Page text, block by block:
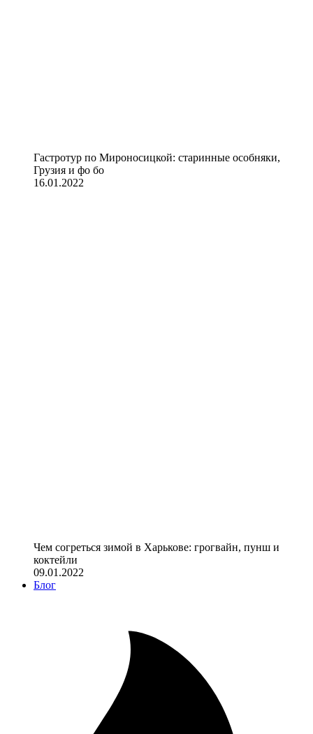
Гастротур по Мироносицкой: старинные особняки,
Грузия и фо бо
16.01.2022
Чем согреться зимой в Харькове: грогвайн, пунш и
коктейли
09.01.2022
Блог